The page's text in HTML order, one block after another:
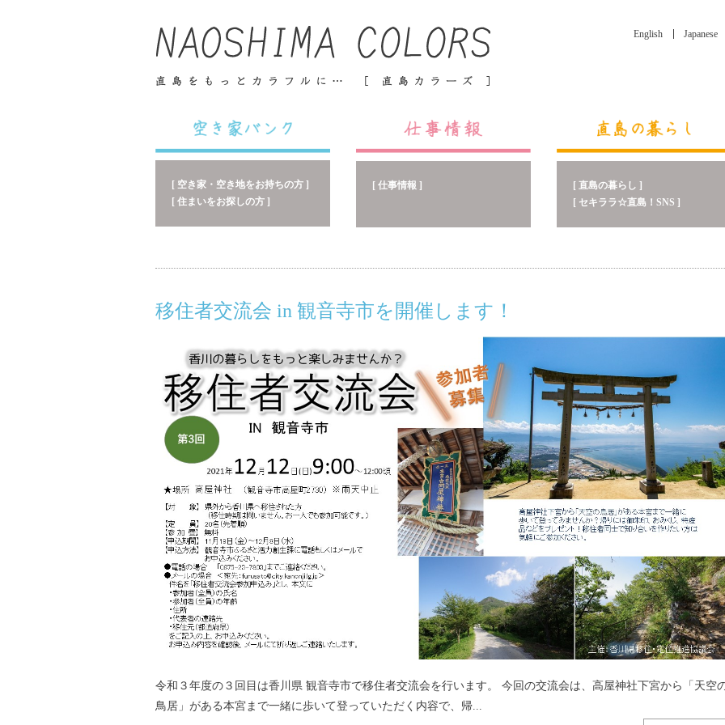
English Japanese
[ 空き家・空き地をお持ちの方 ]
[ 住まいをお探しの方 ]
[ 仕事情報 ]
[ 直島の暮らし ]
[ セキララ☆直島！SNS ]
移住者交流会 in 観音寺市を開催します！
令和３年度の３回目は香川県 観音寺市で移住者交流会を行います。 今回の交流会は、高屋神社下宮から「天空
鳥居」がある本宮まで一緒に歩いて登っていただく内容で、帰...